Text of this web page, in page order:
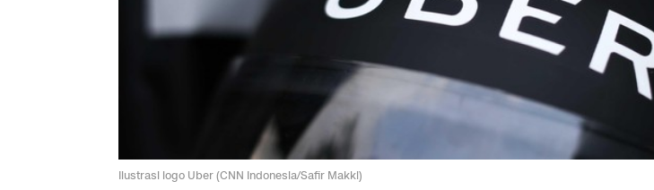
Ilustrasi logo Uber (CNN Indonesia/Safir Makki)